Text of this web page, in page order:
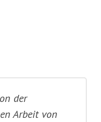
der
Arbeit von